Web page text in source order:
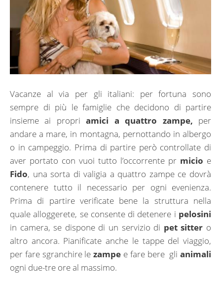
Vacanze al via per gli italiani: per fortuna sono
sempre di più le famiglie che decidono di partire
insieme ai propriamici a quattro zampe, per
andare a mare, in montagna, pernottando in albergo
o in campeggio. Prima di partire però controllate di
aver portato con vuoi tutto l’occorrente pr micio e
Fido, una sorta di valigia a quattro zampe ce dovrà
contenere tutto il necessario per ogni evenienza.
Prima di partire verificate bene la struttura nella
quale alloggerete, se consente di detenere i pelosini
in camera, se dispone di un servizio di pet sitter o
altro ancora. Pianificate anche le tappe del viaggio,
per fare sgranchire lezampe e fare bere glianimali
ogni due-tre ore al massimo.